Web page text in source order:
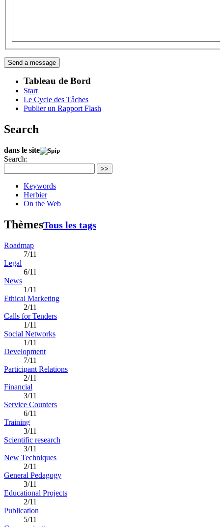
Tableau de Bord
Start
Le Cycle des Tâches
Publier un Rapport Flash
Search
dans le site
Search:
>>
Keywords
Herbier
On the Web
ThèmesTous les tags
Roadmap
7/11
Legal
6/11
News
1/11
Ethical Marketing
2/11
Calls for Tenders
1/11
Social Networks
1/11
Development
7/11
Participant Relations
2/11
Financial
3/11
Service Counters
6/11
Training
3/11
Scientific research
3/11
New Techniques
2/11
General Pedagogy
3/11
Educational Projects
2/11
Publication
5/11